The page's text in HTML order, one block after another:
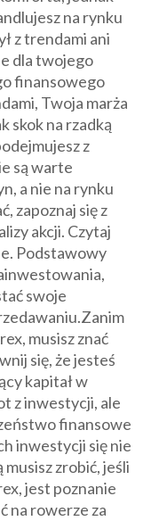
na rynku
z trendami ani
dla twojego
finansowego
Twoja marża
skok na rzadką
z
są warte
a nie na rynku
zapoznaj się z
akcji. Czytaj
Podstawowy
swoje
musisz znać
się, że jesteś
kapitał w
z inwestycji, ale
finansowe
inwestycji się nie
zrobić, jeśli
jest poznanie
na rowerze za